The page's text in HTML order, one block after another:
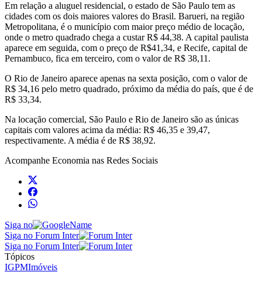
Em relação a aluguel residencial, o estado de São Paulo tem as
cidades com os dois maiores valores do Brasil. Barueri, na região
Metropolitana, é o município com maior preço médio de locação,
onde o metro quadrado chega a custar R$ 44,38. A capital paulista
aparece em seguida, com o preço de R$41,34, e Recife, capital de
Pernambuco, fica em terceiro, com o valor de R$ 38,11.
O Rio de Janeiro aparece apenas na sexta posição, com o valor de
R$ 34,16 pelo metro quadrado, próximo da média do país, que é de
R$ 33,34.
Na locação comercial, São Paulo e Rio de Janeiro são as únicas
capitais com valores acima da média: R$ 46,35 e 39,47,
respectivamente. A média é de R$ 38,92.
Acompanhe Economia nas Redes Sociais
Siga no
Siga no Forum Inter
Siga no Forum Inter
Tópicos
IGPMImóveis